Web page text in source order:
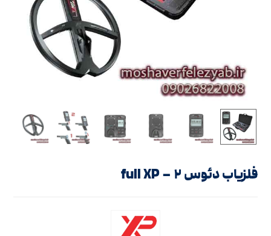
فلزیاب دئوس ۲ – full XP